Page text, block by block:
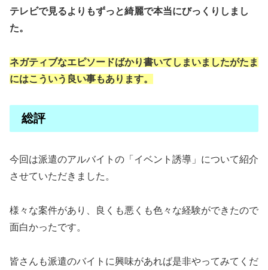
テレビで見るよりもずっと綺麗で本当にびっくりしまし
た。
ネガティブなエピソードばかり書いてしまいましたがたま
にはこういう良い事もあります。
総評
今回は派遣のアルバイトの「イベント誘導」について紹介
させていただきました。
様々な案件があり、良くも悪くも色々な経験ができたので
面白かったです。
皆さんも派遣のバイトに興味があれば是非やってみてくだ